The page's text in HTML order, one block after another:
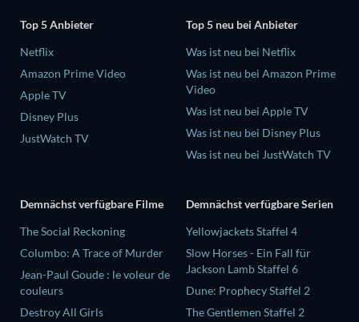
Top 5 Anbieter
Netflix
Amazon Prime Video
Apple TV
Disney Plus
JustWatch TV
Top 5 neu bei Anbieter
Was ist neu bei Netflix
Was ist neu bei Amazon Prime
Video
Was ist neu bei Apple TV
Was ist neu bei Disney Plus
Was ist neu bei JustWatch TV
Demnächst verfügbare Filme
The Social Reckoning
Columbo: A Trace of Murder
Jean-Paul Goude : le voleur de
couleurs
Destroy All Girls
Demnächst verfügbare Serien
Yellowjackets Staffel 4
Slow Horses - Ein Fall für
Jackson Lamb Staffel 6
Dune: Prophecy Staffel 2
The Gentlemen Staffel 2